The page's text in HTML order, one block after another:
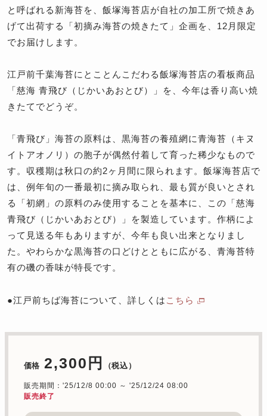
と呼ばれる新海苔を、飯塚海苔店が自社の加工所で焼きあ
げて出荷する「初摘み海苔の焼きたて」企画を、12月限定
でお届けします。
江戸前千葉海苔にとことんこだわる飯塚海苔店の看板商品
「慈海 青飛び（じかいあおとび）」を、今年は香り高い焼
きたてでどうぞ。
「青飛び」海苔の原料は、黒海苔の養殖網に青海苔（キヌ
イトアオノリ）の胞子が偶然付着して育った稀少なもので
す。収穫期は秋口の約2ヶ月間に限られます。飯塚海苔店で
は、例年旬の一番最初に摘み取られ、最も質が良いとされ
る「初網」の原料のみ使用することを基本に、この「慈海
青飛び（じかいあおとび）」を製造しています。作柄によ
って見送る年もありますが、今年も良い出来となりまし
た。やわらかな黒海苔の口どけとともに広がる、青海苔特
有の磯の香味が特長です。
●江戸前ちば海苔について、詳しくは こちら
価格 2,300円 （税込）
販売期間：'25/12/8 00:00 ～ '25/12/24 08:00
販売終了